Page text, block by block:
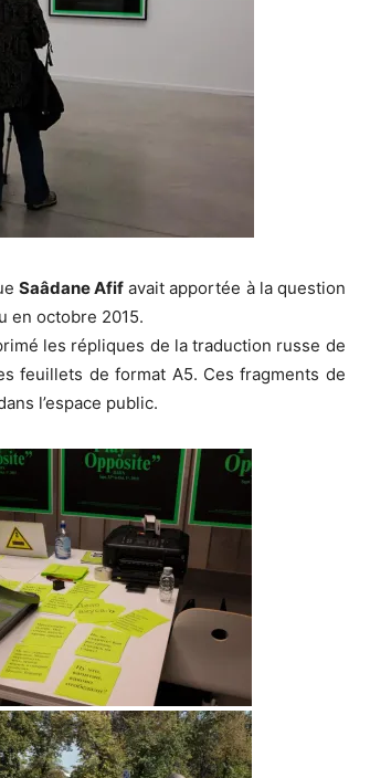
Saâdane Afif avait apportée à la question
en octobre 2015.
les répliques de la traduction russe de
feuillets de format A5. Ces fragments de
l’espace public.